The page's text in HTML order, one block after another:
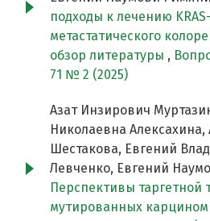
подходы к лечению
метастатического
обзор литературы ,
71 № 2 (2025)
Азат Инзирович
Николаевна
Шестакова, Евгений
Левченко, Евгений
Перспективы таргетной
мутированных карцином